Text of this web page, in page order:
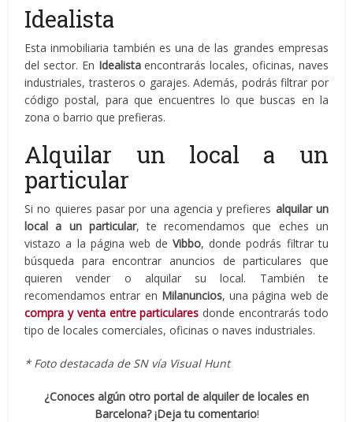
Idealista
Esta inmobiliaria también es una de las grandes empresas
del sector. En Idealistaencontrarás locales, oficinas, naves
industriales, trasteros o garajes. Además, podrás filtrar por
código postal, para que encuentres lo que buscas en la
zona o barrio que prefieras.
Alquilar un local a un
particular
Si no quieres pasar por una agencia y prefieres alquilar un
local a un particular, te recomendamos que eches un
vistazo a la página web deVibbo, donde podrás filtrar tu
búsqueda para encontrar anuncios de particulares que
quieren vender o alquilar su local. También te
recomendamos entrar en Milanuncios, una página web de
compra y venta entre particulares donde encontrarás todo
tipo de locales comerciales, oficinas o naves industriales.
* Foto destacada de SN vía Visual Hunt
¿Conoces algún otro portal de alquiler de locales en
Barcelona? ¡Deja tu comentario!